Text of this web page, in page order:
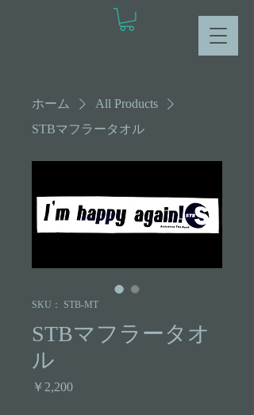
ホーム
All Products
STBマフラータオル
SKU： STB-MT
STBマフラータオ
ル
￥2,200価格